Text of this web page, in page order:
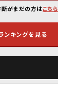
がまだの方はこちら
ンキングを見る